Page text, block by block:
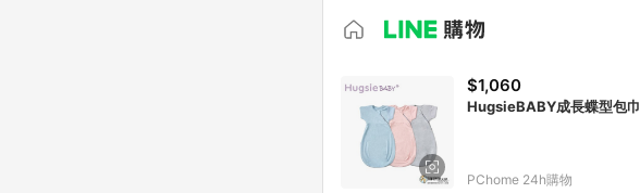
$1,060
HugsieBABY成長蝶型包巾
PChome 24h購物